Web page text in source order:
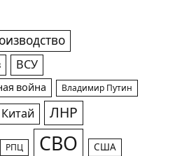
ВСУ
война Владимир Путин
Китай ЛНР
РПЦ СВО США